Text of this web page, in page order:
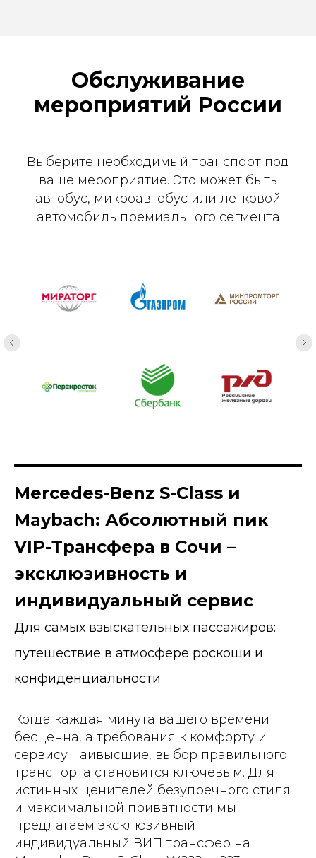
Обслуживание
мероприятий России
Выберите необходимый транспорт под
ваше мероприятие. Это может быть
автобус, микроавтобус или легковой
автомобиль премиального сегмента
Mercedes-Benz S-Class и
Maybach: Абсолютный пик
VIP-Трансфера в Сочи –
эксклюзивность и
индивидуальный сервис
Для самых взыскательных пассажиров:
путешествие в атмосфере роскоши и
конфиденциальности
Когда каждая минута вашего времени
бесценна, а требования к комфорту и
сервису наивысшие, выбор правильного
транспорта становится ключевым. Для
истинных ценителей безупречного стиля
и максимальной приватности мы
предлагаем эксклюзивный
индивидуальный ВИП трансфер на